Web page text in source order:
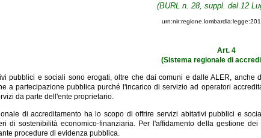
(BURL n. 28, suppl. del 12
Art. 4
(Sistema regionale di
pubblici e sociali sono erogati, oltre che dai comuni e dalle ALER,
a partecipazione pubblica purché l'incarico di servizio ad operatori
da parte dell'ente proprietario.
di accreditamento ha lo scopo di offrire servizi abitativi pubblici e
di sostenibilità economico-finanziaria. Per l'affidamento della gestione
procedure di evidenza pubblica.